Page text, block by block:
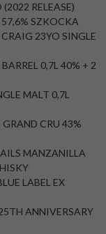
RELEASE)
57,6% SZKOCKA
23YO SINGLE
0,7L 40% + 2
MALT 0,7L
CRU 43%
MANZANILLA
LABEL EX
ANNIVERSARY